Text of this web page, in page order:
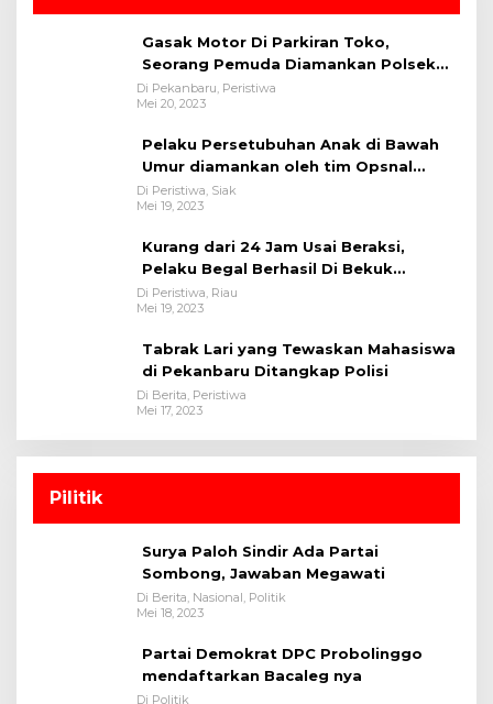
Gasak Motor Di Parkiran Toko,
Seorang Pemuda Diamankan Polsek
Bukit Raya
Di Pekanbaru, Peristiwa
Mei 20, 2023
Pelaku Persetubuhan Anak di Bawah
Umur diamankan oleh tim Opsnal
Polsek Tualang-Polres Siak-Polda Riau
Di Peristiwa, Siak
Mei 19, 2023
Kurang dari 24 Jam Usai Beraksi,
Pelaku Begal Berhasil Di Bekuk
Satreskrim Polres Kuansing
Di Peristiwa, Riau
Mei 19, 2023
Tabrak Lari yang Tewaskan Mahasiswa
di Pekanbaru Ditangkap Polisi
Di Berita, Peristiwa
Mei 17, 2023
Pilitik
Surya Paloh Sindir Ada Partai
Sombong, Jawaban Megawati
Di Berita, Nasional, Politik
Mei 18, 2023
Partai Demokrat DPC Probolinggo
mendaftarkan Bacaleg nya
Di Politik